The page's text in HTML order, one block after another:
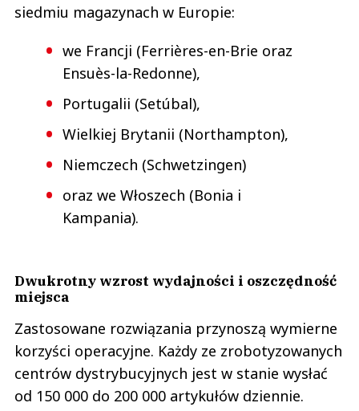
siedmiu magazynach w Europie:
we Francji (Ferrières-en-Brie oraz
Ensuès-la-Redonne),
Portugalii (Setúbal),
Wielkiej Brytanii (Northampton),
Niemczech (Schwetzingen)
oraz we Włoszech (Bonia i
Kampania).
Dwukrotny wzrost wydajności i oszczędność
miejsca
Zastosowane rozwiązania przynoszą wymierne
korzyści operacyjne. Każdy ze zrobotyzowanych
centrów dystrybucyjnych jest w stanie wysłać
od 150 000 do 200 000 artykułów dziennie.